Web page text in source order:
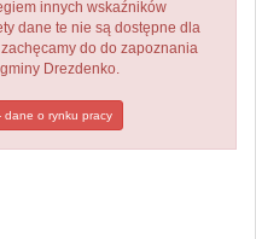
innych wskaźników
dane te nie są dostępne dla
do do zapoznania
Drezdenko.
o rynku pracy